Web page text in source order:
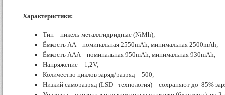
Характеристики:
Тип – никель-металлгидридные (NiMh);
Ёмкость AA – номинальная 2550mAh, минимальная 2500mAh;
Ёмкость AAA – номинальная 950mAh, минимальная 930mAh;
Напряжение – 1,2V;
Количество циклов заряд/разряд – 500;
Низкий саморазряд (LSD - технология) – сохраняют до 85%